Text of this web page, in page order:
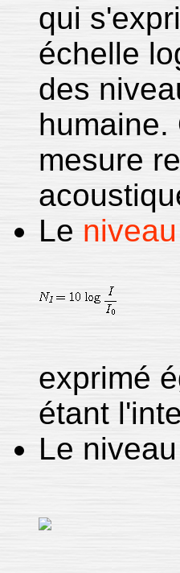
qui
échelle
des
mesure
Le
exprimé
étant
Le